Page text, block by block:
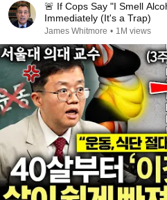
🚨 If Cops Say "I Smell
Immediately (It's a Trap)
James Whitmore • 1M views